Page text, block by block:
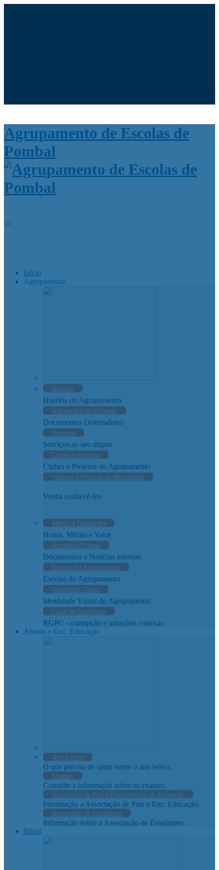
Agrupamento de Escolas de
Pombal
Início
Agrupamento
História
História do Agrupamento
Administração e Gestão
Documentos Orientadores
Serviços
Serviços ao seu dispor
Clubes e Projetos
Clubes e Projetos do Agrupamento
Viagens e Projetos de Mobilidade
Venha conhecê-los
Mérito e Distinções
Honra, Mérito e Valor
Secretaria Virtual
Documentos e Notícias internas
Escolas do Agrupamento
Escolas do Agrupamento
Identidade Visual
Identidade Visual do Agrupamento
Canal de Denúncias
RGPC - corrupção e infrações conexas
Alunos e Enc. Educação
Ano Letivo
O que precisa de saber sobre o ano letivo.
Exames
Consulte a informação sobre os exames.
Associação de Pais e Encarregados de Educação
Informação a Associação de Pais e Enc. Educação.
Associação de Estudantes
Informação sobre a Associação de Estudantes.
Blogs